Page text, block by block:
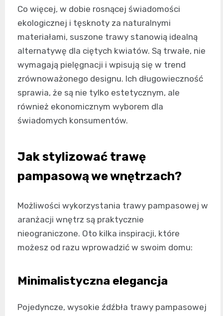
Co więcej, w dobie rosnącej świadomości
ekologicznej i tęsknoty za naturalnymi
materiałami, suszone trawy stanowią idealną
alternatywę dla ciętych kwiatów. Są trwałe, nie
wymagają pielęgnacji i wpisują się w trend
zrównoważonego designu. Ich długowieczność
sprawia, że są nie tylko estetycznym, ale
również ekonomicznym wyborem dla
świadomych konsumentów.
Jak stylizować trawę
pampasową we wnętrzach?
Możliwości wykorzystania trawy pampasowej w
aranżacji wnętrz są praktycznie
nieograniczone. Oto kilka inspiracji, które
możesz od razu wprowadzić w swoim domu:
Minimalistyczna elegancja
Pojedyncze, wysokie źdźbła trawy pampasowej